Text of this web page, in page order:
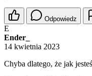
Odpowiedz
E
Ender_
14 kwietnia 2023
Chyba dlatego, że jak